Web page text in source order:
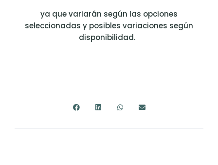
ya que variarán según las opciones
seleccionadas y posibles variaciones según
disponibilidad.